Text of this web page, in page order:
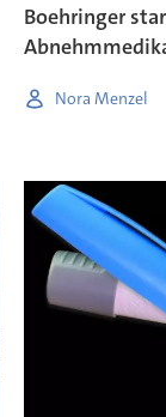
Boehringer
Nora Menzel